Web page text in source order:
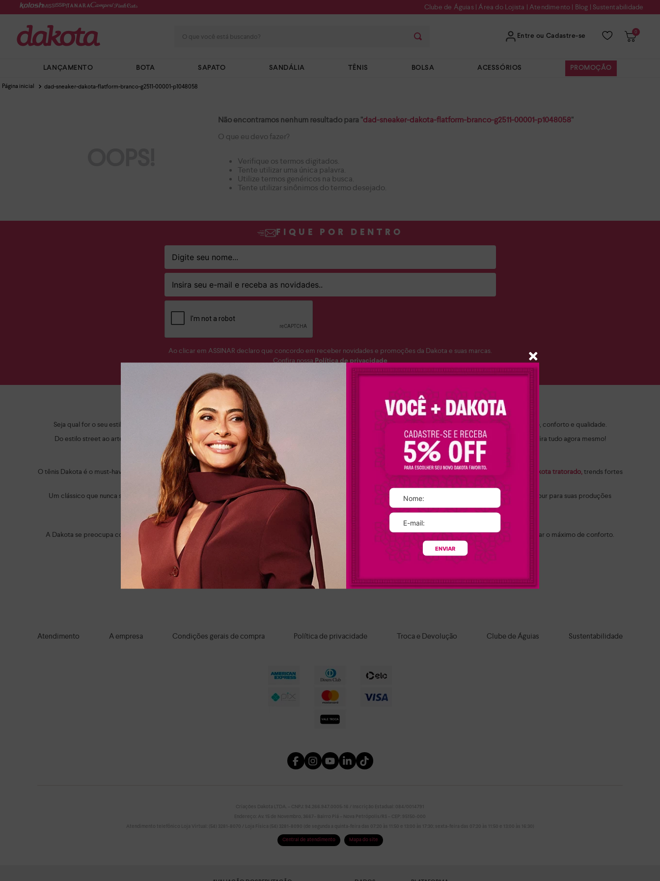
Clube de Águias|Área do Lojista | Atendimento | Blog | Sustentabilidade
Entre ou Cadastre-se
0
LANÇAMENTO BOTA SAPATO SANDÁLIA TÊNIS BOLSA ACESSÓRIOS PROMOÇÃO
ENVIAR
dad-sneaker-dakota-flatform-branco-g2511-00001-p1048058
Não encontramos nenhum resultado para "dad-sneaker-dakota-flatform-branco-g2511-00001-p1048058"
O que eu devo fazer?
Verifique os termos digitados.
Tente utilizar uma única palavra.
Utilize termos genéricos na busca.
Tente utilizar sinônimos do termo desejado.
FIQUE POR DENTRO
Ao clicar em ASSINAR declaro que concordo em receber novidades e promoções da Dakota e suas marcas.
Confira nossa Política de privacidade
Apaixonada por sapatos femininos? A Dakota te ajuda a encontrar o seu match!
Seja qual for o seu estilo, a Dakota tem o sapato feminino perfeito para você. Conheça a nossa coleção completa e apaixone-se por modelos que combinam estilo, conforto e qualidade.
Do estilo street ao artesanal, criamos itens modernos, despojados, versáteis e muito confortáveis para você arrasar em qualquer ocasião. Navegue pelo site e confira tudo agora mesmo!
Calçados Dakota: seu estilo, suas regras!
O tênis Dakota é o must-have do momento! Eles esbanjam atitude, complementando looks streetwear, com destaque para otênis Dakota flatform feminino tênis Dakota tratorado, trends fortes
que invadiram as passarelas.
Um clássico que nunca sai de moda é asandália Dakota salto bloco.Quer chamar a atenção para um look icônico? Então, aposte nas pedrarias que trazem mais glamour para suas produções
A trend animal print também dominou os calçados, destacando-se nos variados modelos de
sandálias Dakota
para agradar a todos os estilos.
A Dakota se preocupa com o seu bem-estar. Por isso, todos os nossos
são fabricados com materiais de alta qualidade e pensados para proporcionar o máximo de conforto.
Onde comprar sapatos Dakota?
Do casual ao social e do clássico ao moderno, na nossa loja online você encontra os
Navegue por todos os itens e aproveite nossas condições de pagamento e frete grátis para todo o Brasil!
Atendimento A empresa Condições gerais de compra Política de privacidade Troca e Devolução Clube de Águias Sustentabilidade
Criações Dakota LTDA. – CNPJ: 94.266.947.0005-16 / Inscrição Estadual: 084/0014791
Endereço: Av. 15 de Novembro, 3667– Bairro Piá – Nova Petrópolis/RS – CEP: 95150-000
Atendimento telefônico Loja Virtual: (54) 3281-8070 / Loja Física (54) 3281-8090 (de segunda a quinta-feira das 07:20 às 11:50 e 13:00 às 17:30; sexta-feira das 07:20 às 11:50 e 13:00 às 16:30)
Central de atendimento Mapa do site